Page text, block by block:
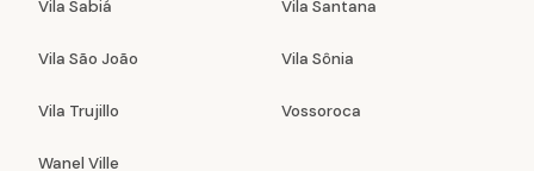
Vila Sabiá Vila Santana
Vila São João Vila Sônia
Vila Trujillo Vossoroca
Wanel Ville